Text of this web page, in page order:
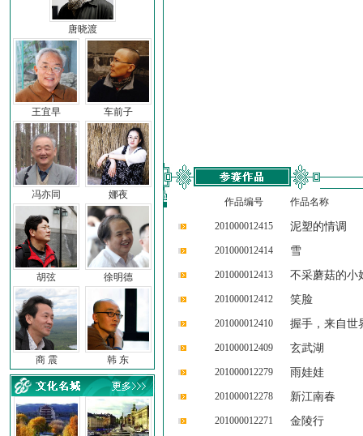
唐晓渡
王宜早 车前子
冯亦同 娜夜
胡弦 徐明德
商 震 韩 东
作品编号 作品名称
201000012415 泥塑的情调
201000012414 雪
201000012413 不采蘑菇的小
201000012412 笑脸
201000012410 握手，来自世
201000012409 玄武湖
201000012279 雨娃娃
201000012278 新江南春
201000012271 金陵行